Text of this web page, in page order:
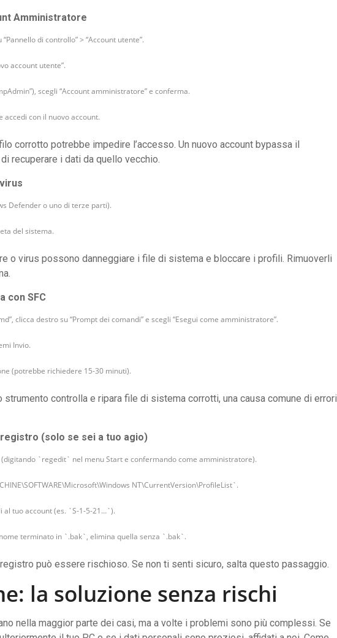
Amministratore
di controllo” > “Account utente”.
account utente”.
scegli “Account amministratore” e conferma.
accedi con il nuovo account.
corrotto potrebbe impedire l’accesso. Un nuovo account bypassa il
recuperare i dati da quello vecchio.
Defender o uno di terze parti).
del sistema.
o virus possono danneggiare i file di sistema e bloccare i profili. Rimuoverli
con SFC
clicca destro su “Prompt dei comandi” e scegli “Esegui come amministratore”.
Invio.
(potrebbe richiedere 15-30 minuti).
strumento controlla e ripara file di sistema corrotti, una causa comune di errori
(solo se sei a tuo agio)
(digitando `regedit` nel menu Start e confermando come amministratore).
NT\CurrentVersion\ProfileList`.
al tuo account (es. `S-1-5-21…`).
terminato in `.bak`, elimina quella senza `.bak`.
può essere rischioso. Se non ti senti sicuro, salta questo passaggio.
la soluzione senza rischi
nella maggior parte dei casi, ma a volte i problemi sono più complessi. Se